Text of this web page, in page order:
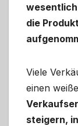
die
Viele
einen
steigern,